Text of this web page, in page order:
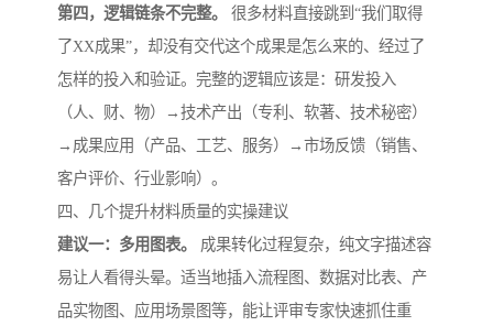
第四，逻辑链条不完整。
很多材料直接跳到“我们取得
了XX成果”，却没有交代这个成果是怎么来的、经过了
怎样的投入和验证。完整的逻辑应该是：研发投入
（人、财、物）→技术产出（专利、软著、技术秘密）
→成果应用（产品、工艺、服务）→市场反馈（销售、
客户评价、行业影响）。
四、几个提升材料质量的实操建议
建议一：多用图表。
成果转化过程复杂，纯文字描述容
易让人看得头晕。适当地插入流程图、数据对比表、产
品实物图、应用场景图等，能让评审专家快速抓住重